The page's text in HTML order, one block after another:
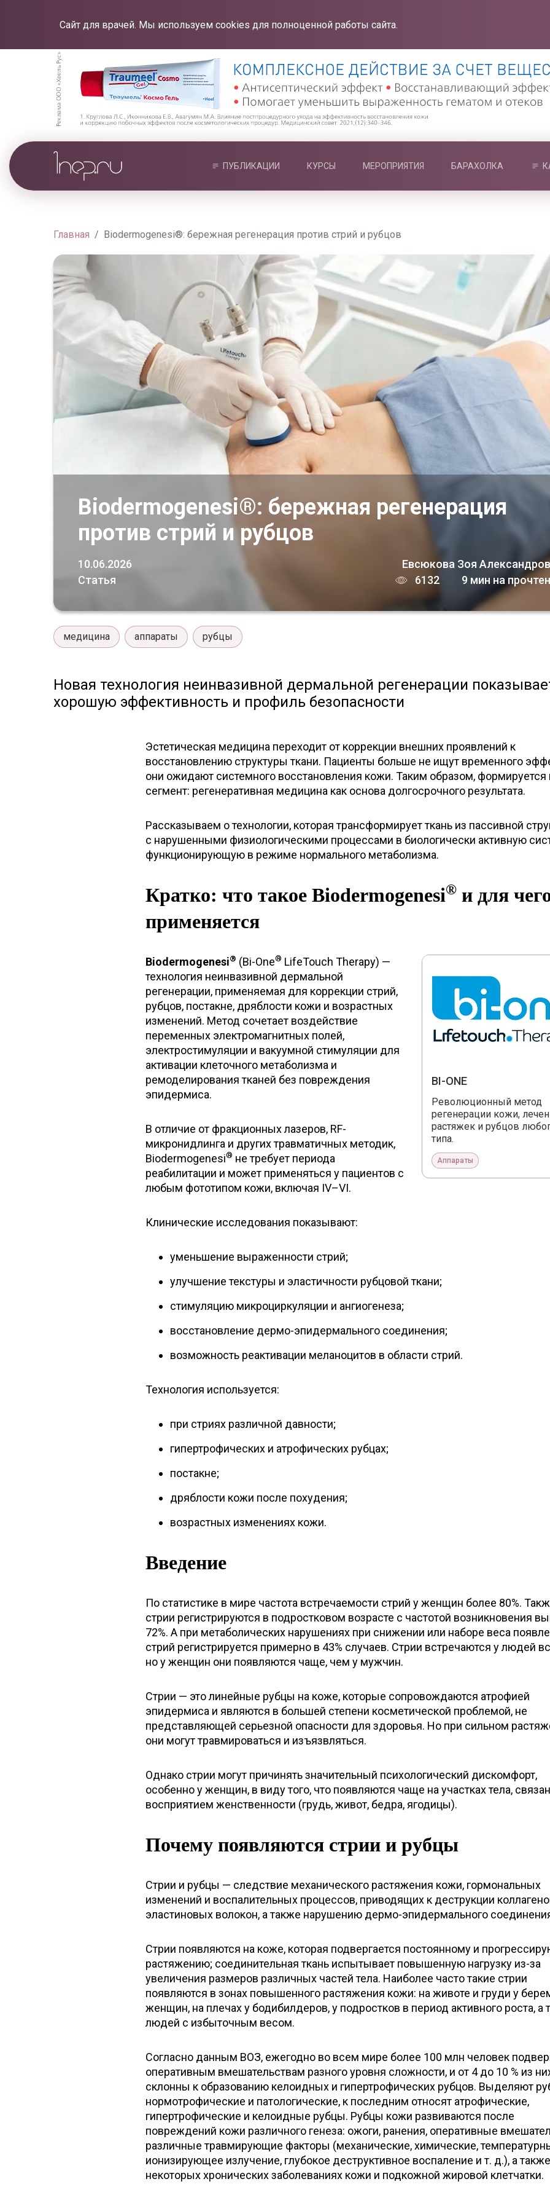
Сайт для врачей. Мы используем cookies для полноценной работы сайта.
ПУБЛИКАЦИИ КУРСЫ МЕРОПРИЯТИЯ БАРАХОЛКА
Главная Biodermogenesi®: бережная регенерация против стрий и рубцов
Biodermogenesi®: бережная регенерация
против стрий и рубцов
10.06.2026
Статья
Евсюкова Зоя
6132
9 мин на
медицина аппараты рубцы
Новая технология неинвазивной дермальной регенерации
хорошую эффективность и профиль безопасности
Эстетическая медицина переходит от коррекции внешних проявлений к
восстановлению структуры ткани. Пациенты больше не ищут временного
они ожидают системного восстановления кожи. Таким образом,
сегмент: регенеративная медицина как основа долгосрочного результата.
Рассказываем о технологии, которая трансформирует ткань из пассивной
с нарушенными физиологическими процессами в биологически активную
функционирующую в режиме нормального метаболизма.
Кратко: что такое Biodermogenesi® и для
применяется
BI-ONE
Революционный метод
регенерации кожи,
растяжек и рубцов
типа.
Аппараты
Biodermogenesi® (Bi-One® LifeTouch Therapy) —
технология неинвазивной дермальной
регенерации, применяемая для коррекции стрий,
рубцов, постакне, дряблости кожи и возрастных
изменений. Метод сочетает воздействие
переменных электромагнитных полей,
электростимуляции и вакуумной стимуляции для
активации клеточного метаболизма и
ремоделирования тканей без повреждения
эпидермиса.
В отличие от фракционных лазеров, RF-
микронидлинга и других травматичных методик,
Biodermogenesi® не требует периода
реабилитации и может применяться у пациентов с
любым фототипом кожи, включая IV–VI.
Клинические исследования показывают:
уменьшение выраженности стрий;
улучшение текстуры и эластичности рубцовой ткани;
стимуляцию микроциркуляции и ангиогенеза;
восстановление дермо-эпидермального соединения;
возможность реактивации меланоцитов в области стрий.
Технология используется:
при стриях различной давности;
гипертрофических и атрофических рубцах;
постакне;
дряблости кожи после похудения;
возрастных изменениях кожи.
Введение
По статистике в мире частота встречаемости стрий у женщин более 80%.
стрии регистрируются в подростковом возрасте с частотой возникновения
72%. А при метаболических нарушениях при снижении или наборе веса
стрий регистрируется примерно в 43% случаев. Стрии встречаются у людей
но у женщин они появляются чаще, чем у мужчин.
Стрии — это линейные рубцы на коже, которые сопровождаются атрофией
эпидермиса и являются в большей степени косметической проблемой, не
представляющей серьезной опасности для здоровья. Но при сильном
они могут травмироваться и изъязвляться.
Однако стрии могут причинять значительный психологический дискомфорт,
особенно у женщин, в виду того, что появляются чаще на участках тела,
восприятием женственности (грудь, живот, бедра, ягодицы).
Почему появляются стрии и рубцы
Стрии и рубцы — следствие механического растяжения кожи, гормональных
изменений и воспалительных процессов, приводящих к деструкции
эластиновых волокон, а также нарушению дермо-эпидермального
Стрии появляются на коже, которая подвергается постоянному и
растяжению; соединительная ткань испытывает повышенную нагрузку из-за
увеличения размеров различных частей тела. Наиболее часто такие стрии
появляются в зонах повышенного растяжения кожи: на животе и груди у
женщин, на плечах у бодибилдеров, у подростков в период активного роста, а
людей с избыточным весом.
Согласно данным ВОЗ, ежегодно во всем мире более 100 млн человек
оперативным вмешательствам разного уровня сложности, и от 4 до 10 % из
склонны к образованию келоидных и гипертрофических рубцов. Выделяют
нормотрофические и патологические, к последним относят атрофические,
гипертрофические и келоидные рубцы. Рубцы кожи развиваются после
повреждений кожи различного генеза: ожоги, ранения, оперативные
различные травмирующие факторы (механические, химические,
ионизирующее излучение, глубокое деструктивное воспаление и т. д.), а
некоторых хронических заболеваниях кожи и подкожной жировой клетчатки.